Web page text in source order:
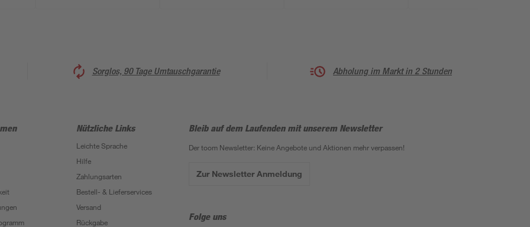
Sorglos, 90 Tage Umtauschgarantie Abholung im Markt in 2 Stunden
Nützliche Links
Leichte Sprache
Hilfe
Zahlungsarten
Bestell- & Lieferservices
Versand
Rückgabe
Bleib auf dem Laufenden mit unserem Newsletter
Der toom Newsletter: Keine Angebote und Aktionen mehr verpassen!
Zur Newsletter Anmeldung
Folge uns